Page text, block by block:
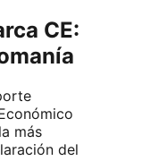
CE:
más
del